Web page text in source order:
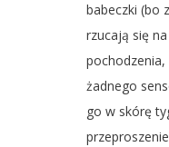
babeczki (bo
rzucają się
pochodzenia,
żadnego
go w skórę